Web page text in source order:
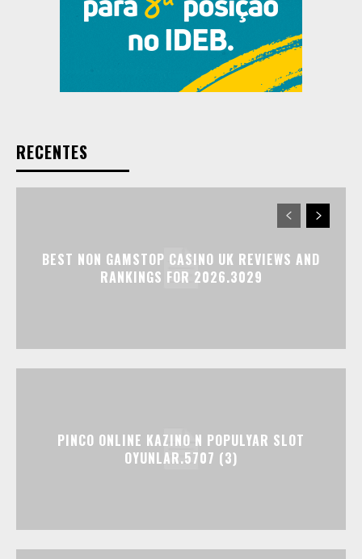
RECENTES
BEST NON GAMSTOP CASINO UK REVIEWS AND
RANKINGS FOR 2026.3029
PINCO ONLINE KAZINO N POPULYAR SLOT
OYUNLAR.5707 (3)